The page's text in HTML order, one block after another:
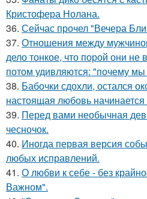
Кристофера Нолана.
36. Сейчас прочел "Вечера
37. Отношения между
дело тонкое, что порой они
потом удивляются: "почему мы
38. Бабочки сдохли, остался
настоящая любовь начинается
39. Перед вами необычная
чесночок.
40. Иногда первая версия
любых исправлений.
41. О любви к себе - без
Важном".